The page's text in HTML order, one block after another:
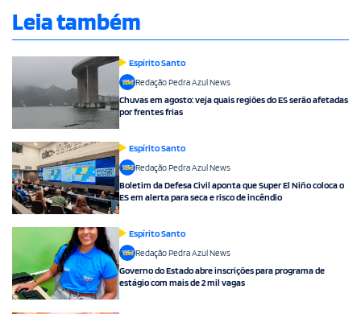
Leia também
Espírito Santo
Redação Pedra Azul News
Chuvas em agosto: veja quais regiões do ES serão afetadas
por frentes frias
Espírito Santo
Redação Pedra Azul News
Boletim da Defesa Civil aponta que Super El Niño coloca o
ES em alerta para seca e risco de incêndio
Espírito Santo
Redação Pedra Azul News
Governo do Estado abre inscrições para programa de
estágio com mais de 2 mil vagas